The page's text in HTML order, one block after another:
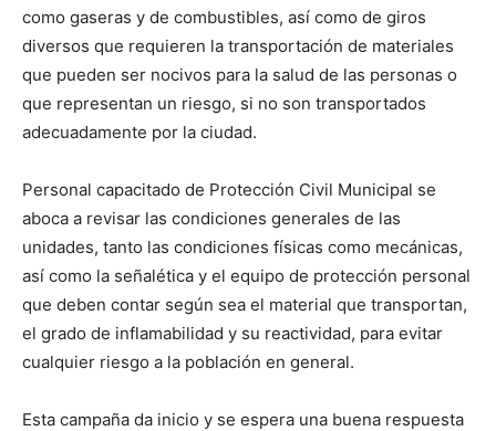
como gaseras y de combustibles, así como de giros
diversos que requieren la transportación de materiales
que pueden ser nocivos para la salud de las personas o
que representan un riesgo, si no son transportados
adecuadamente por la ciudad.
Personal capacitado de Protección Civil Municipal se
aboca a revisar las condiciones generales de las
unidades, tanto las condiciones físicas como mecánicas,
así como la señalética y el equipo de protección personal
que deben contar según sea el material que transportan,
el grado de inflamabilidad y su reactividad, para evitar
cualquier riesgo a la población en general.
Esta campaña da inicio y se espera una buena respuesta